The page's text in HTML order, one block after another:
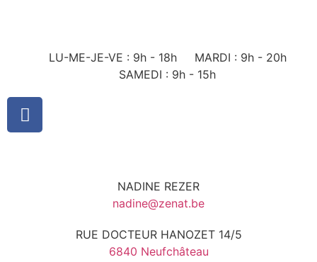
LU-ME-JE-VE : 9h - 18h
MARDI : 9h - 20h
SAMEDI : 9h - 15h
NADINE REZER
nadine@zenat.be
RUE DOCTEUR HANOZET 14/5
6840 Neufchâteau